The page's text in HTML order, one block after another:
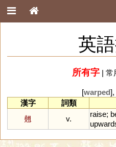
英
所有字| 常
[warped],
漢字
詞類
翹
v.
raise;